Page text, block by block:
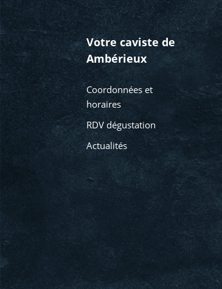
Votre caviste de
Ambérieux
Coordonnées et
horaires
RDV dégustation
Actualités